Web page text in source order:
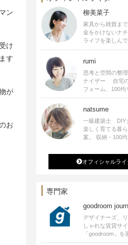
ン
け
す
が
お
柳美菜子
家具から雑貨ま
金をかけないナ
ライフを楽しん
ド雑貨やインテ
ます。
rumi
思考と空間の整
ナイザー 自宅の
フォーム、100均
公開中。 収納や
シピ提供、店舗
月に宝島社より
楽しむインテリ
natsume
一級建築士 DIY
楽しく育てる暮
案。 収納・100
発信中。 著書 なつめさんちの新しい
のになつかしい
り 雑誌掲載・
オフィシャルライ
専門家
goodroom
デザイナーズ、
しゃれな賃貸サ
「goodroom」を
テリアや、ひと